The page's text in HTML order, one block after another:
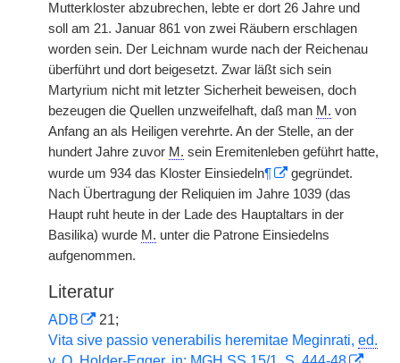
Mutterkloster abzubrechen, lebte er dort 26 Jahre und
soll am 21. Januar 861 von zwei Räubern erschlagen
worden sein. Der Leichnam wurde nach der Reichenau
überführt und dort beigesetzt. Zwar läßt sich sein
Martyrium nicht mit letzter Sicherheit beweisen, doch
bezeugen die Quellen unzweifelhaft, daß man M. von
Anfang an als Heiligen verehrte. An der Stelle, an der
hundert Jahre zuvor M. sein Eremitenleben geführt hatte,
wurde um 934 das Kloster Einsiedeln¶
gegründet.
Nach Übertragung der Reliquien im Jahre 1039 (das
Haupt ruht heute in der Lade des Hauptaltars in der
Basilika) wurde M. unter die Patrone Einsiedelns
aufgenommen.
Literatur
ADB
21;
Vita sive passio venerabilis heremitae Meginrati, ed.